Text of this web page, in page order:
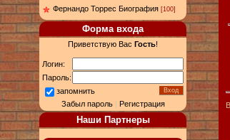
Фернандо Торрес Биография [100]
Форма входа
Приветствую Вас Гость!
Логин:
Пароль:
запомнить
Забыл пароль| Регистрация
Наши Партнеры